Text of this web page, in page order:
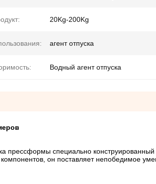
20Kg-200Kg
агент отпуска
Водный агент отпуска
прессформы специально конструированный
он поставляет непобедимое